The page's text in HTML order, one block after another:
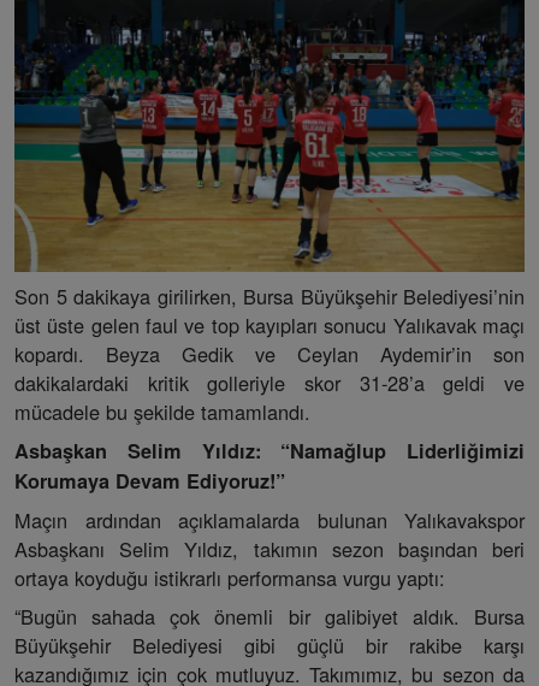
Son 5 dakikaya girilirken, Bursa Büyükşehir Belediyesi’nin
üst üste gelen faul ve top kayıpları sonucu Yalıkavak maçı
kopardı. Beyza Gedik ve Ceylan Aydemir’in son
dakikalardaki kritik golleriyle skor 31-28’a geldi ve
mücadele bu şekilde tamamlandı.
Asbaşkan Selim Yıldız: “Namağlup Liderliğimizi
Korumaya Devam Ediyoruz!”
Maçın ardından açıklamalarda bulunan Yalıkavakspor
Asbaşkanı Selim Yıldız, takımın sezon başından beri
ortaya koyduğu istikrarlı performansa vurgu yaptı:
“Bugün sahada çok önemli bir galibiyet aldık. Bursa
Büyükşehir Belediyesi gibi güçlü bir rakibe karşı
kazandığımız için çok mutluyuz. Takımımız, bu sezon da